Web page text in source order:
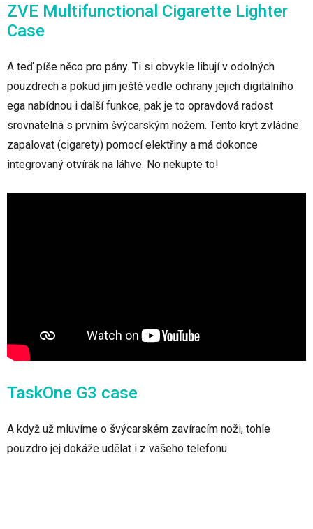
ZVE Multifunctional Cigarette Lighter
Case
A teď píše něco pro pány. Ti si obvykle libují v odolných
pouzdrech a pokud jim ještě vedle ochrany jejich digitálního
ega nabídnou i další funkce, pak je to opravdová radost
srovnatelná s prvním švýcarským nožem. Tento kryt zvládne
zapalovat (cigarety) pomocí elektřiny a má dokonce
integrovaný otvírák na láhve. No nekupte to!
TaskOne G3 case
A když už mluvíme o švýcarském zavíracím noži, tohle
pouzdro jej dokáže udělat i z vašeho telefonu.